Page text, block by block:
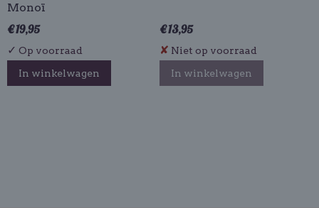
Monoï
€ 19,95
✓ Op voorraad
In winkelwagen
€ 13,95
✘ Niet op voorraad
In winkelwagen